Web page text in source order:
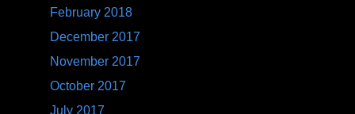
February 2016
January 2016
December 2015
November 2015
October 2015